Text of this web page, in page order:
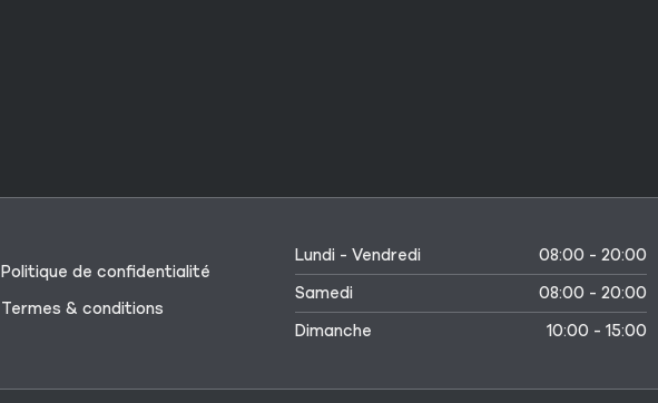
Politique de confidentialité
Termes & conditions
Lundi - Vendredi
08:00 - 20:00
Samedi
08:00 - 20:00
Dimanche
10:00 - 15:00